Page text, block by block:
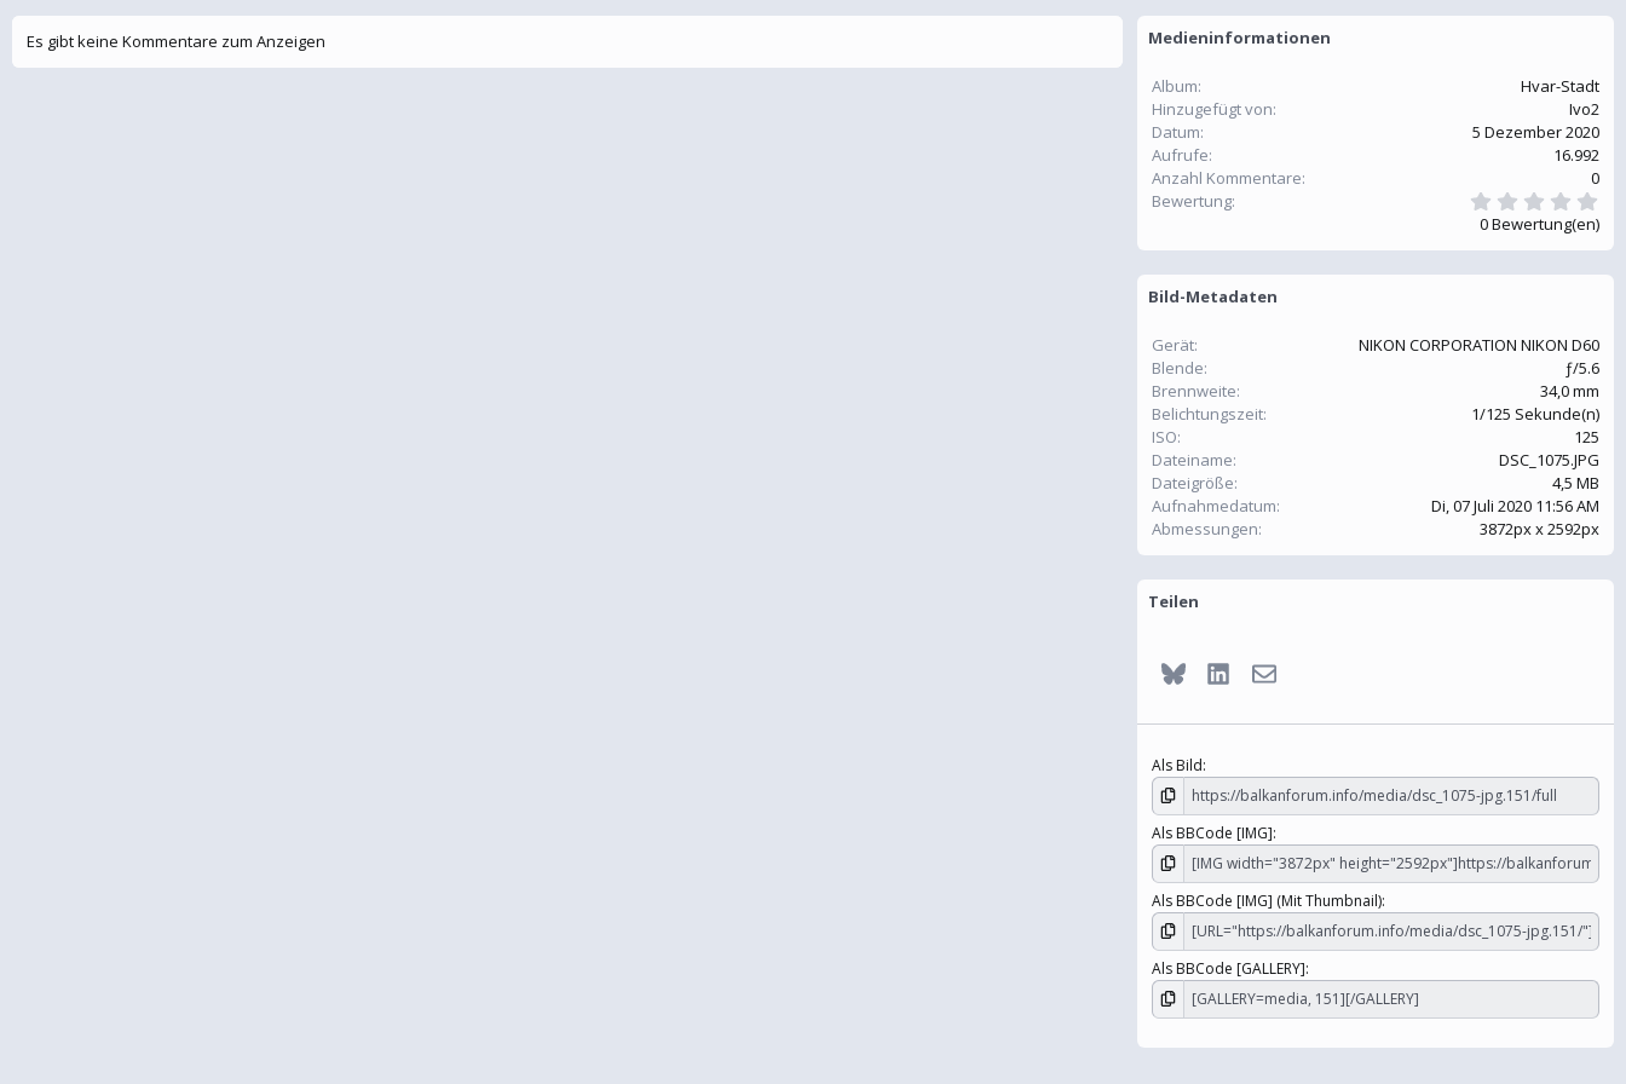
Es gibt keine Kommentare zum Anzeigen Medieninformationen
Album
Hvar-Stadt
Hinzugefügt von
Ivo2
Datum
5 Dezember 2020
Aufrufe
16.992
Anzahl Kommentare
0
Bewertung
,
0
0
S
n
(
e
0 Bewertung(en)
Bild-Metadaten
Gerät
NIKON CORPORATION NIKON D60
Blende
ƒ/5.6
Brennweite
34,0 mm
Belichtungszeit
1/125 Sekunde(n)
ISO
125
Dateiname
DSC_1075.JPG
Dateigröße
4,5 MB
Aufnahmedatum
Di, 07 Juli 2020 11:56 AM
Abmessungen
3872px x 2592px
Teilen
BlueskyLinkedInE-Mail
Als Bild
Als BBCode [IMG]
Als BBCode [IMG] (Mit Thumbnail)
Als BBCode [GALLERY]